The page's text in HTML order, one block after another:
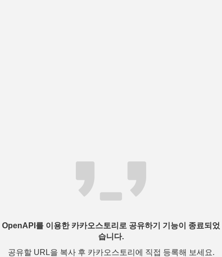
OpenAPI를 이용한 카카오스토리로 공유하기 기능이 종료되었
습니다.
공유할 URL을 복사 후 카카오스토리에 직접 등록해 보세요.